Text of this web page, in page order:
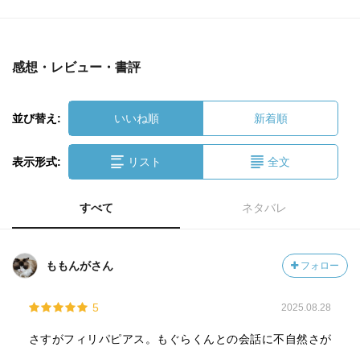
感想・レビュー・書評
並び替え: いいね順 新着順
表示形式: リスト 全文
すべて ネタバレ
ももんがさん フォロー
5 2025.08.28
さすがフィリパピアス。もぐらくんとの会話に不自然さが